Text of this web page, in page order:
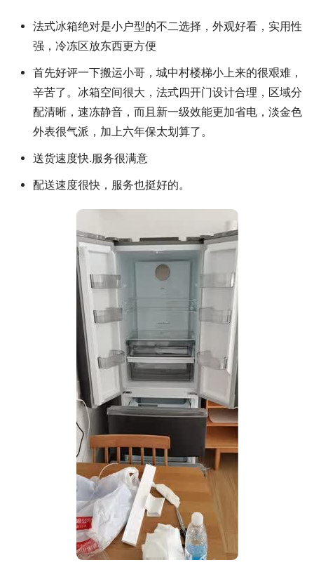
法式冰箱绝对是小户型的不二选择，外观好看，实用性
强，冷冻区放东西更方便
首先好评一下搬运小哥，城中村楼梯小上来的很艰难，
辛苦了。冰箱空间很大，法式四开门设计合理，区域分
配清晰，速冻静音，而且新一级效能更加省电，淡金色
外表很气派，加上六年保太划算了。
送货速度快.服务很满意
配送速度很快，服务也挺好的。